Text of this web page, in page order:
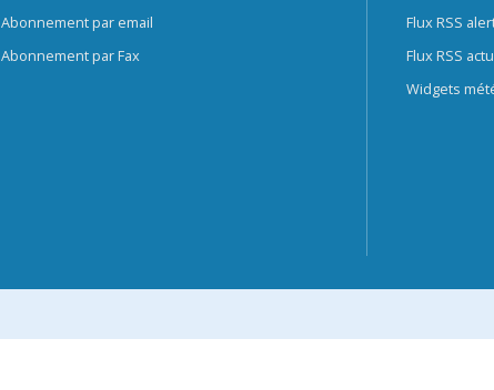
Abonnement par email
Abonnement par Fax
Flux RSS
Flux RSS
Widgets